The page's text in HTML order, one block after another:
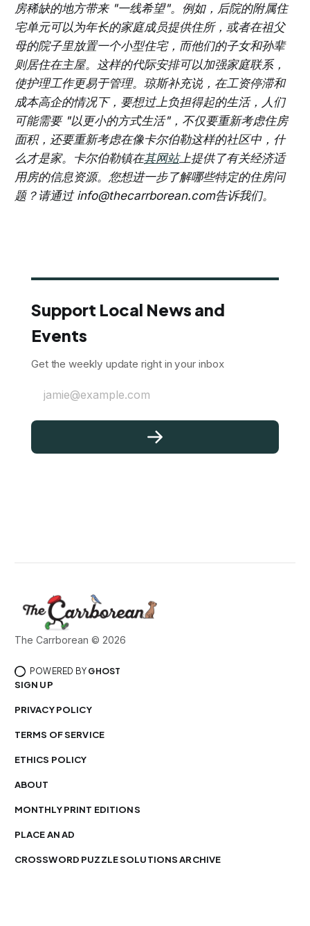
房稀缺的地方带来 "一线希望"。例如，后院的附属住
宅单元可以为年长的家庭成员提供住所，或者在祖父
母的院子里放置一个小型住宅，而他们的子女和孙辈
则居住在主屋。这样的代际安排可以加强家庭联系，
使护理工作更易于管理。琼斯补充说，在工资停滞和
成本高企的情况下，要想过上负担得起的生活，人们
可能需要 "以更小的方式生活"，不仅要重新考虑住房
面积，还要重新考虑在像卡尔伯勒这样的社区中，什
么才是家。卡尔伯勒镇在其网站上提供了有关经济适
用房的信息资源。您想进一步了解哪些特定的住房问
题？请通过 info@thecarrborean.com告诉我们。
Support Local News and
Events
Get the weekly update right in your inbox
jamie@example.com
The Carrborean © 2026
POWERED BY GHOST
SIGN UP
PRIVACY POLICY
TERMS OF SERVICE
ETHICS POLICY
ABOUT
MONTHLY PRINT EDITIONS
PLACE AN AD
CROSSWORD PUZZLE SOLUTIONS ARCHIVE